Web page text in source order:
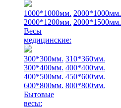
1000*1000мм. 2000*1000мм.
2000*1200мм. 2000*1500мм.
Весы
медицинские:
300*300мм. 310*360мм.
300*400мм. 400*400мм.
400*500мм. 450*600мм.
600*800мм. 800*800мм.
Бытовые
весы: